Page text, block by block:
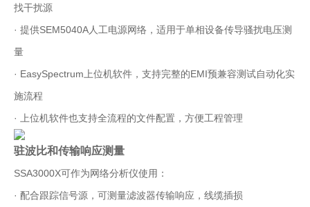
找干扰源
· 提供SEM5040A人工电源网络，适用于单相设备传导骚扰电压测
量
· EasySpectrum上位机软件，支持完整的EMI预兼容测试自动化实
施流程
· 上位机软件也支持全流程的文件配置，方便工程管理
驻波比和传输响应测量
SSA3000X可作为网络分析仪使用：
· 配合跟踪信号源，可测量滤波器传输响应，线缆插损